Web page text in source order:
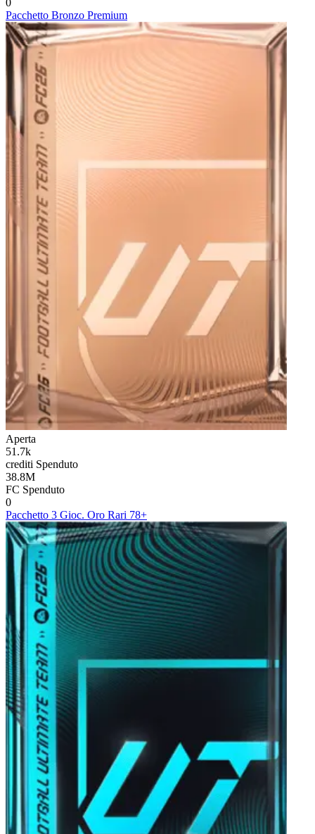
0
Pacchetto Bronzo Premium
Aperta
51.7k
crediti Spenduto
38.8M
FC Spenduto
0
Pacchetto 3 Gioc. Oro Rari 78+